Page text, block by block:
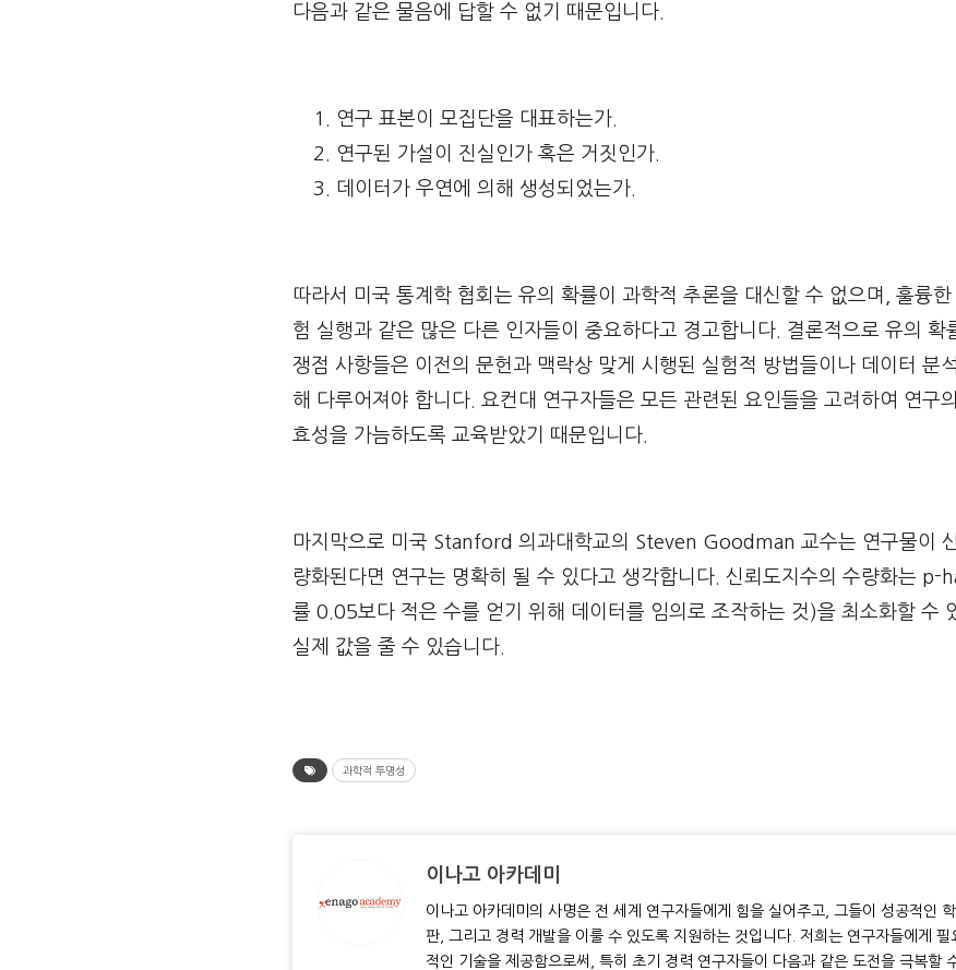
다음과 같은 물음에 답할 수 없기 때문입니다.
연구 표본이 모집단을 대표하는가.
연구된 가설이 진실인가 혹은 거짓인가.
데이터가 우연에 의해 생성되었는가.
따라서 미국 통계학 협회는 유의 확률이 과학적 추론을 대신할 수 없으며, 훌륭
험 실행과 같은 많은 다른 인자들이 중요하다고 경고합니다. 결론적으로 유의 확
쟁점 사항들은 이전의 문헌과 맥락상 맞게 시행된 실험적 방법들이나 데이터 분
해 다루어져야 합니다. 요컨대 연구자들은 모든 관련된 요인들을 고려하여 연구
효성을 가늠하도록 교육받았기 때문입니다.
마지막으로 미국 Stanford 의과대학교의 Steven Goodman 교수는 연구물이
량화된다면 연구는 명확히 될 수 있다고 생각합니다. 신뢰도지수의 수량화는 p-
률 0.05보다 적은 수를 얻기 위해 데이터를 임의로 조작하는 것)을 최소화할 수
실제 값을 줄 수 있습니다.
과학적 투명성
이나고 아카데미
이나고 아카데미의 사명은 전 세계 연구자들에게 힘을 실어주고, 그들이 성공적인
판, 그리고 경력 개발을 이룰 수 있도록 지원하는 것입니다. 저희는 연구자들에게 필
적인 기술을 제공함으로써, 특히 초기 경력 연구자들이 다음과 같은 도전을 극복할